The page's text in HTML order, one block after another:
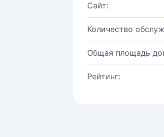
Сайт:
Количество
Общая площадь
Рейтинг: